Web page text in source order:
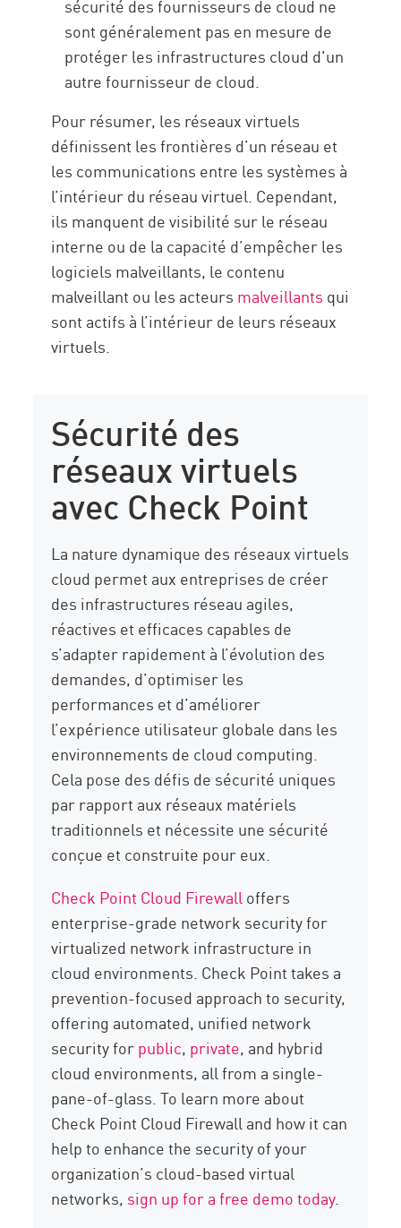
sécurité des fournisseurs de cloud ne
sont généralement pas en mesure de
protéger les infrastructures cloud d'un
autre fournisseur de cloud.
Pour résumer, les réseaux virtuels
définissent les frontières d’un réseau et
les communications entre les systèmes à
l’intérieur du réseau virtuel. Cependant,
ils manquent de visibilité sur le réseau
interne ou de la capacité d’empêcher les
logiciels malveillants, le contenu
malveillant ou les acteurs malveillants qui
sont actifs à l’intérieur de leurs réseaux
virtuels.
Sécurité des
réseaux virtuels
avec Check Point
La nature dynamique des réseaux virtuels
cloud permet aux entreprises de créer
des infrastructures réseau agiles,
réactives et efficaces capables de
s’adapter rapidement à l’évolution des
demandes, d’optimiser les
performances et d’améliorer
l’expérience utilisateur globale dans les
environnements de cloud computing.
Cela pose des défis de sécurité uniques
par rapport aux réseaux matériels
traditionnels et nécessite une sécurité
conçue et construite pour eux.
Check Point Cloud Firewalloffers
enterprise-grade network security for
virtualized network infrastructure in
cloud environments. Check Point takes a
prevention-focused approach to security,
offering automated, unified network
security forpublic, private, and hybrid
cloud environments, all from a single-
pane-of-glass. To learn more about
Check Point Cloud Firewall and how it can
help to enhance the security of your
organization’s cloud-based virtual
networks, sign up for a free demo today.